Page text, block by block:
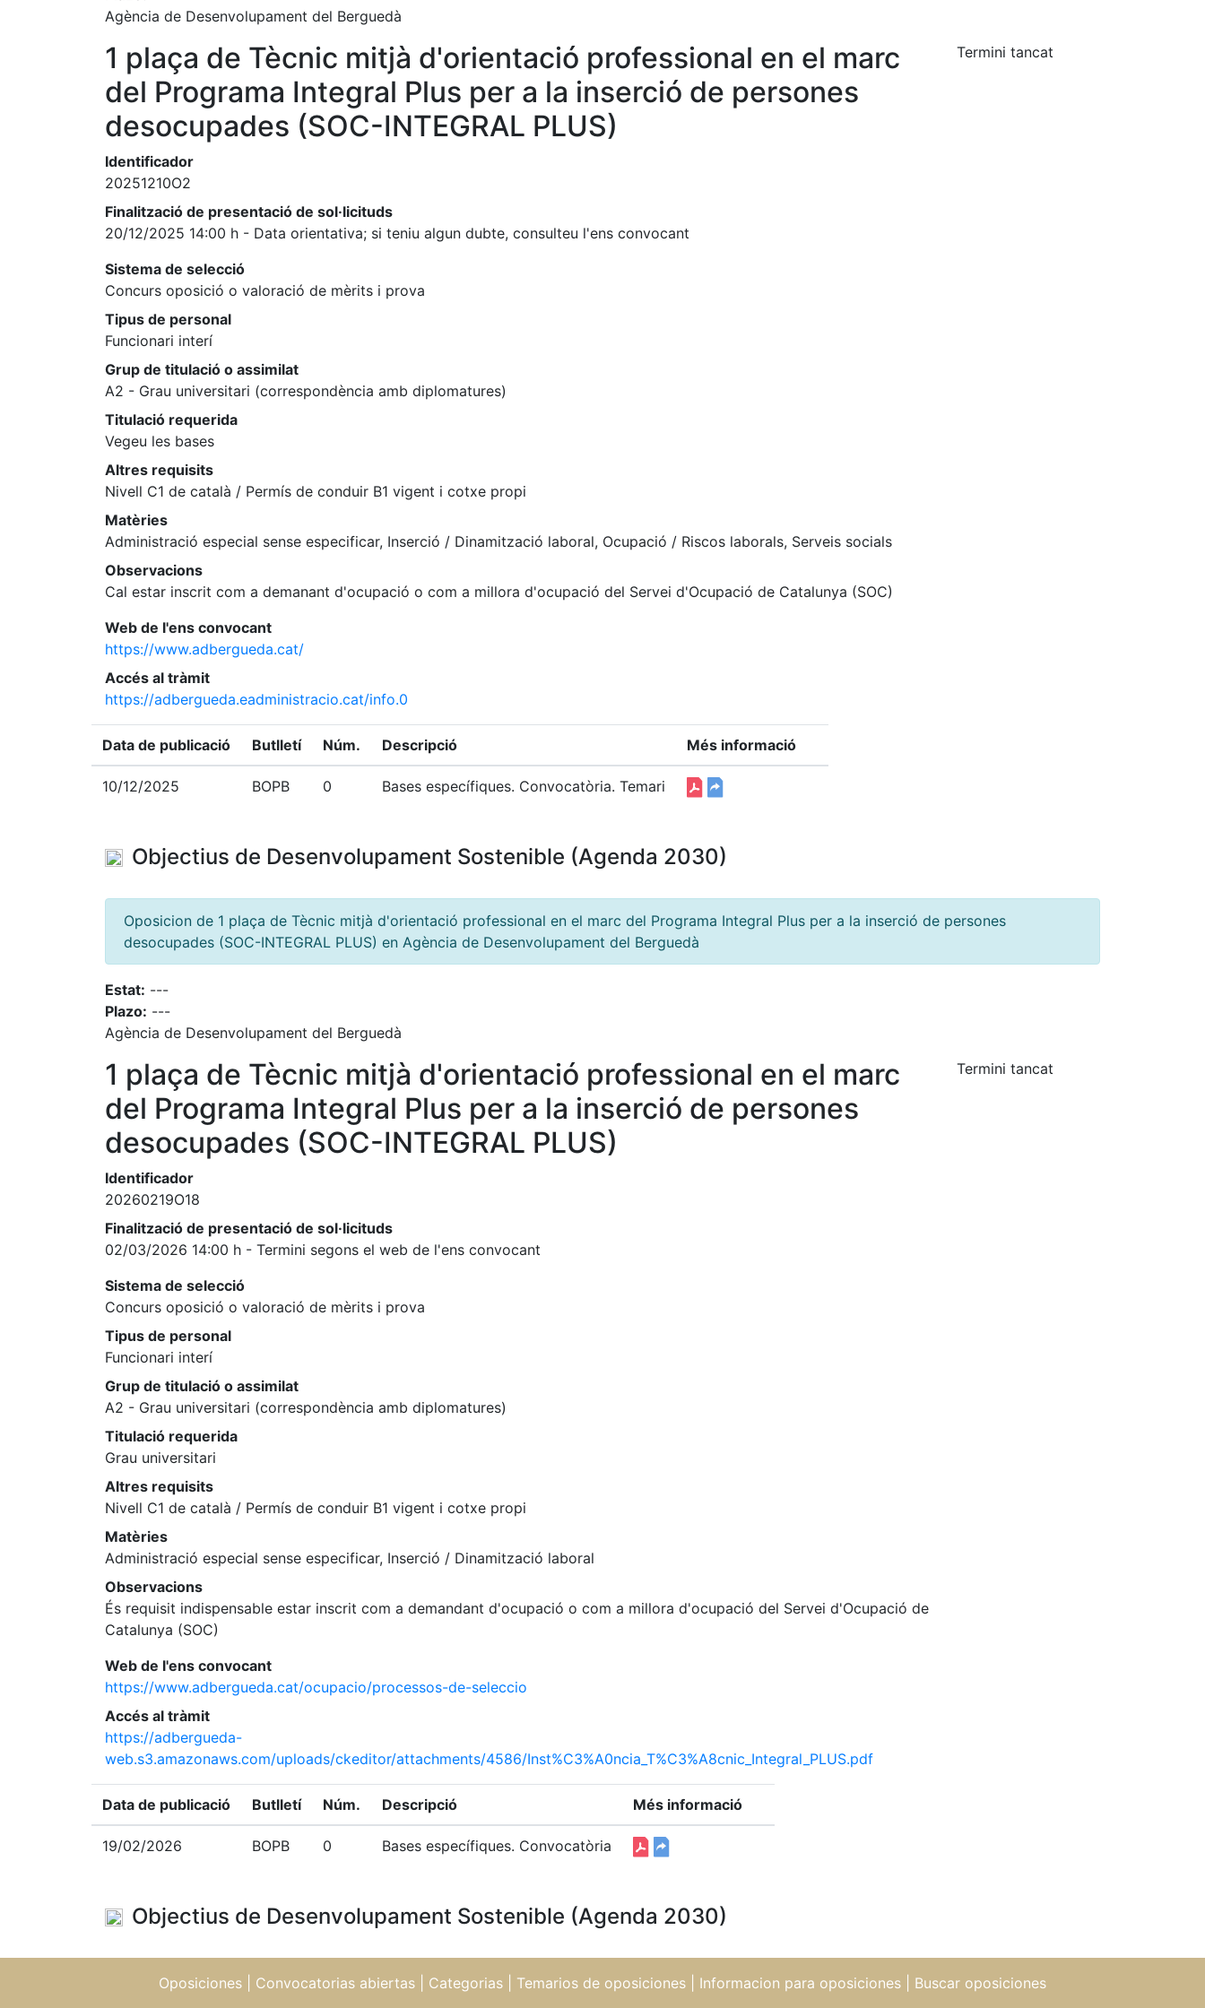
Agència de Desenvolupament del Berguedà
1 plaça de Tècnic mitjà d'orientació professional en el marc
del Programa Integral Plus per a la inserció de persones
desocupades (SOC-INTEGRAL PLUS)
Identificador
20251210O2
Finalització de presentació de sol·licituds
20/12/2025 14:00 h - Data orientativa; si teniu algun dubte, consulteu l'ens convocant
Sistema de selecció
Concurs oposició o valoració de mèrits i prova
Tipus de personal
Funcionari interí
Grup de titulació o assimilat
A2 - Grau universitari (correspondència amb diplomatures)
Titulació requerida
Vegeu les bases
Altres requisits
Nivell C1 de català / Permís de conduir B1 vigent i cotxe propi
Matèries
Administració especial sense especificar, Inserció / Dinamització laboral, Ocupació / Riscos laborals, Serveis socials
Observacions
Cal estar inscrit com a demanant d'ocupació o com a millora d'ocupació del Servei d'Ocupació de Catalunya (SOC)
Web de l'ens convocant
https://www.adbergueda.cat/
Accés al tràmit
https://adbergueda.eadministracio.cat/info.0
Data de publicació Butlletí Núm. Descripció Més informació
10/12/2025 BOPB 0 Bases específiques. Convocatòria. Temari
Termini tancat
Objectius de Desenvolupament Sostenible (Agenda 2030)
Oposicion de 1 plaça de Tècnic mitjà d'orientació professional en el marc del Programa Integral Plus per a la inserció de persones
desocupades (SOC-INTEGRAL PLUS) en Agència de Desenvolupament del Berguedà
Estat: ---
Plazo: ---
Agència de Desenvolupament del Berguedà
1 plaça de Tècnic mitjà d'orientació professional en el marc
del Programa Integral Plus per a la inserció de persones
desocupades (SOC-INTEGRAL PLUS)
Identificador
20260219O18
Finalització de presentació de sol·licituds
02/03/2026 14:00 h - Termini segons el web de l'ens convocant
Sistema de selecció
Concurs oposició o valoració de mèrits i prova
Tipus de personal
Funcionari interí
Grup de titulació o assimilat
A2 - Grau universitari (correspondència amb diplomatures)
Titulació requerida
Grau universitari
Altres requisits
Nivell C1 de català / Permís de conduir B1 vigent i cotxe propi
Matèries
Administració especial sense especificar, Inserció / Dinamització laboral
Observacions
És requisit indispensable estar inscrit com a demandant d'ocupació o com a millora d'ocupació del Servei d'Ocupació de
Catalunya (SOC)
Web de l'ens convocant
https://www.adbergueda.cat/ocupacio/processos-de-seleccio
Accés al tràmit
https://adbergueda-
web.s3.amazonaws.com/uploads/ckeditor/attachments/4586/Inst%C3%A0ncia_T%C3%A8cnic_Integral_PLUS.pdf
Data de publicació Butlletí Núm. Descripció Més informació
19/02/2026 BOPB 0 Bases específiques. Convocatòria
Termini tancat
Objectius de Desenvolupament Sostenible (Agenda 2030)
Oposiciones Convocatorias abiertas Categorias Temarios de oposiciones Informacion para oposiciones Buscar oposiciones